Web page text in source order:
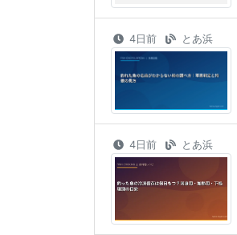
4日前 とあ浜
4日前 とあ浜